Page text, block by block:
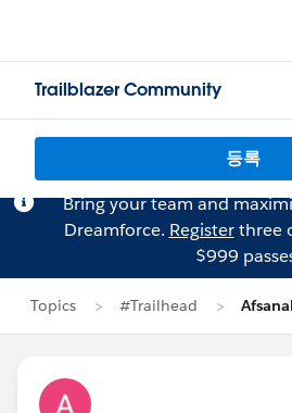
Trailblazer Community
등록
Bring your team and
Dreamforce. Registerthree
$999
Topics #Trailhead